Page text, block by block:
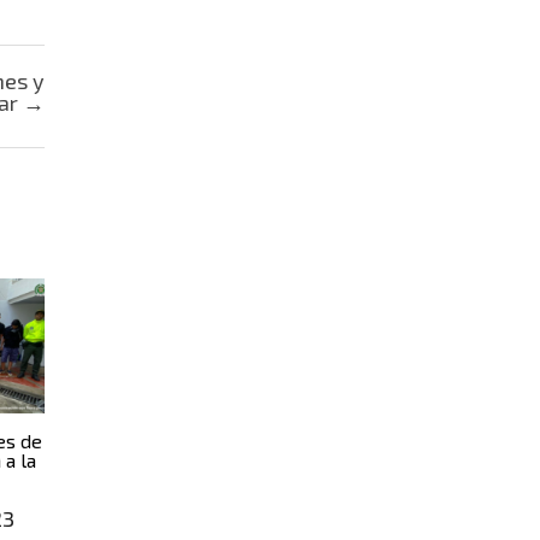
y
→
de
a la